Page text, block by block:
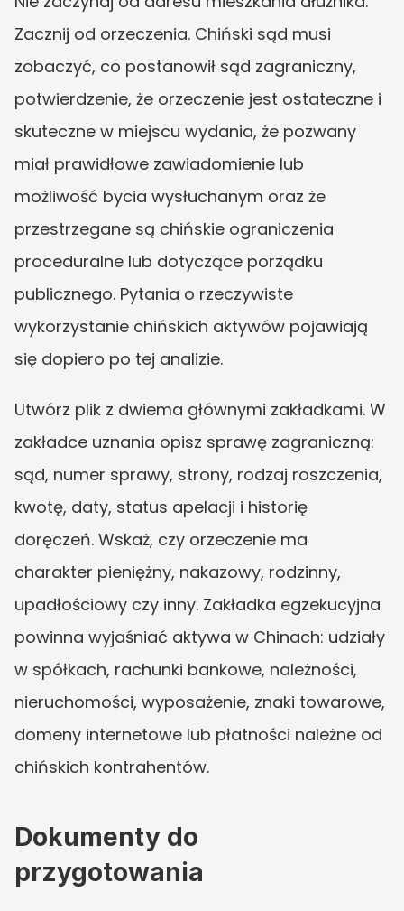
Zacznij od orzeczenia. Chiński sąd musi
zobaczyć, co postanowił sąd zagraniczny,
potwierdzenie, że orzeczenie jest ostateczne i
skuteczne w miejscu wydania, że pozwany
miał prawidłowe zawiadomienie lub
możliwość bycia wysłuchanym oraz że
przestrzegane są chińskie ograniczenia
proceduralne lub dotyczące porządku
publicznego. Pytania o rzeczywiste
wykorzystanie chińskich aktywów pojawiają
się dopiero po tej analizie.
Utwórz plik z dwiema głównymi zakładkami. W
zakładce uznania opisz sprawę zagraniczną:
sąd, numer sprawy, strony, rodzaj roszczenia,
kwotę, daty, status apelacji i historię
doręczeń. Wskaż, czy orzeczenie ma
charakter pieniężny, nakazowy, rodzinny,
upadłościowy czy inny. Zakładka egzekucyjna
powinna wyjaśniać aktywa w Chinach: udziały
w spółkach, rachunki bankowe, należności,
nieruchomości, wyposażenie, znaki towarowe,
domeny internetowe lub płatności należne od
chińskich kontrahentów.
Dokumenty do
przygotowania